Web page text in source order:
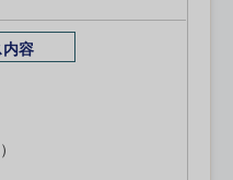
容